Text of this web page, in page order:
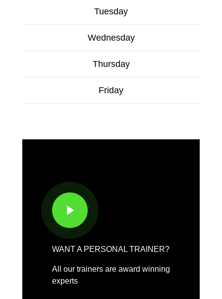
Tuesday
Wednesday
Thursday
Friday
WANT A PERSONAL TRAINER?
All our trainers are award winning
experts